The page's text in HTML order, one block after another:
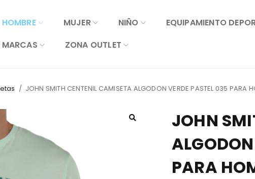
HOMBRE MUJER NIÑO
EQUIPAMIENTO
MARCAS
ZONA OUTLET
/ JOHN SMITH CENTENIL CAMISETA ALGODON VERDE PASTEL 035 PARA
JOHN
PARA